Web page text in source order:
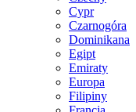
Cypr
Czarnogóra
Dominikana
Egipt
Emiraty
Europa
Filipiny